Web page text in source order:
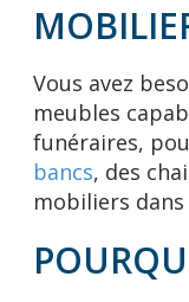
Vous avez
meubles
funéraires,
bancs, des
mobiliers